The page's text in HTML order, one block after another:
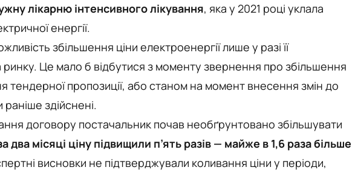
лікарню інтенсивного лікування, яка у 2021 році уклала
енергії.
збільшення ціни електроенергії лише у разі її
Це мало б відбутися з моменту звернення про збільшення
тендерної пропозиції, або станом на момент внесення змін до
здійснені.
договору постачальник почав необґрунтовано збільшувати
два місяці ціну підвищили п’ять разів — майже в 1,6 раза більше
висновки не підтверджували коливання ціни у періоди,